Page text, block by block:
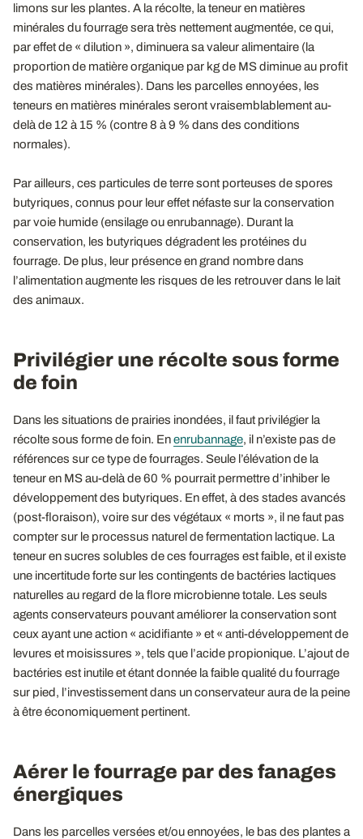
limons sur les plantes. A la récolte, la teneur en matières
minérales du fourrage sera très nettement augmentée, ce qui,
par effet de « dilution », diminuera sa valeur alimentaire (la
proportion de matière organique par kg de MS diminue au profit
des matières minérales). Dans les parcelles ennoyées, les
teneurs en matières minérales seront vraisemblablement au-
delà de 12 à 15 % (contre 8 à 9 % dans des conditions
normales).
Par ailleurs, ces particules de terre sont porteuses de spores
butyriques, connus pour leur effet néfaste sur la conservation
par voie humide (ensilage ou enrubannage). Durant la
conservation, les butyriques dégradent les protéines du
fourrage. De plus, leur présence en grand nombre dans
l’alimentation augmente les risques de les retrouver dans le lait
des animaux.
Privilégier une récolte sous forme
de foin
Dans les situations de prairies inondées, il faut privilégier la
récolte sous forme de foin. Enenrubannage, il n’existe pas de
références sur ce type de fourrages. Seule l’élévation de la
teneur en MS au-delà de 60 % pourrait permettre d’inhiber le
développement des butyriques. En effet, à des stades avancés
(post-floraison), voire sur des végétaux « morts », il ne faut pas
compter sur le processus naturel de fermentation lactique. La
teneur en sucres solubles de ces fourrages est faible, et il existe
une incertitude forte sur les contingents de bactéries lactiques
naturelles au regard de la flore microbienne totale. Les seuls
agents conservateurs pouvant améliorer la conservation sont
ceux ayant une action « acidifiante » et « anti-développement de
levures et moisissures », tels que l’acide propionique. L’ajout de
bactéries est inutile et étant donnée la faible qualité du fourrage
sur pied, l’investissement dans un conservateur aura de la peine
à être économiquement pertinent.
Aérer le fourrage par des fanages
énergiques
Dans les parcelles versées et/ou ennoyées, le bas des plantes a